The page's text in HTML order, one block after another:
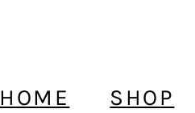
HOME SHOP